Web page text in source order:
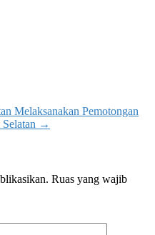
Melaksanakan Pemotongan
→
Ruas yang wajib